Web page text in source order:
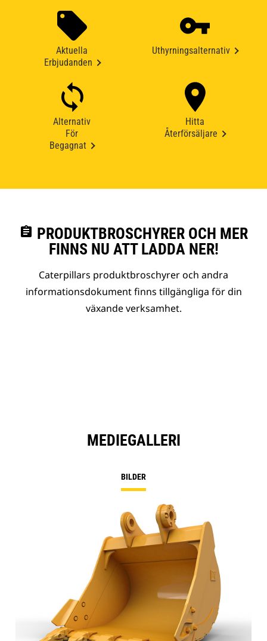
Aktuella
Erbjudanden
Uthyrningsalternativ
Alternativ
För
Begagnat
Hitta
Återförsäljare
assignment PRODUKTBROSCHYRER OCH MER
FINNS NU ATT LADDA NER!
Caterpillars produktbroschyrer och andra
informationsdokument finns tillgängliga för din
växande verksamhet.
MEDIEGALLERI
BILDER